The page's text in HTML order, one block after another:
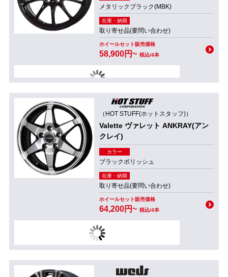
メタリックブラック(MBK)
在庫・納期
取り寄せ品(要問い合わせ)
ホイールセット販売価格
58,900円~ 税込/4本
（HOT STUFF(ホットスタッフ)）
Valette ヴァレット ANKRAY(アン
クレイ)
カラー
ブラックポリッシュ
在庫・納期
取り寄せ品(要問い合わせ)
ホイールセット販売価格
64,200円~ 税込/4本